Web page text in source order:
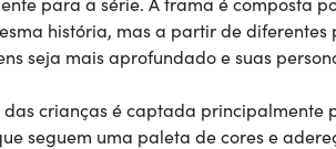
história, mas a partir de
seja mais aprofundado e suas
das crianças é captada
seguem uma paleta de cores e